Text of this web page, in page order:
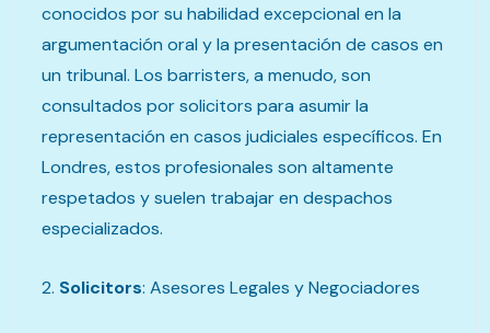
conocidos por su habilidad excepcional en la
argumentación oral y la presentación de casos en
un tribunal. Los barristers, a menudo, son
consultados por solicitors para asumir la
representación en casos judiciales específicos. En
Londres, estos profesionales son altamente
respetados y suelen trabajar en despachos
especializados.
2. Solicitors: Asesores Legales y Negociadores